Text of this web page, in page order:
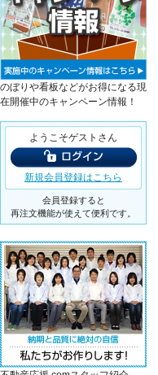
のぼりや看板などがお得になる現
在開催中のキャンペーン情報！
ようこそゲストさん
新規会員登録はこちら
会員登録すると
再注文機能が使えて便利です。